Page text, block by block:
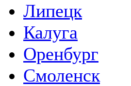
Липецк
Калуга
Оренбург
Смоленск